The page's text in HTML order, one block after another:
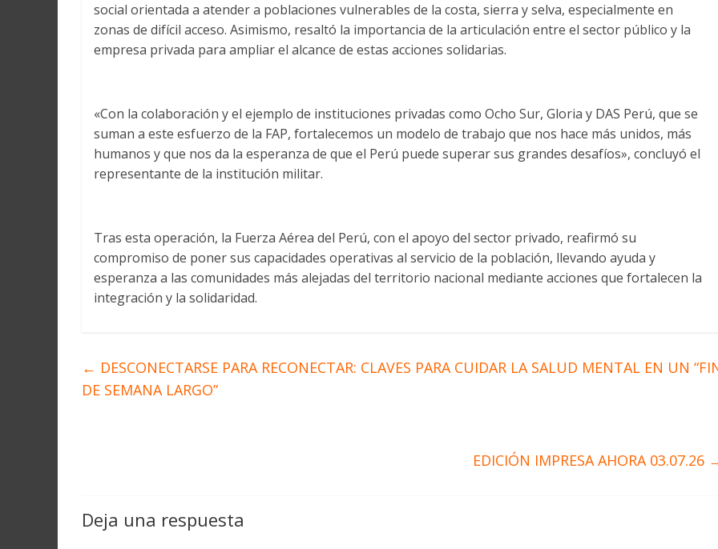
social orientada a atender a poblaciones vulnerables de la costa, sierra y selva, especialmente en
zonas de difícil acceso. Asimismo, resaltó la importancia de la articulación entre el sector público y la
empresa privada para ampliar el alcance de estas acciones solidarias.
«Con la colaboración y el ejemplo de instituciones privadas como Ocho Sur, Gloria y DAS Perú, que se
suman a este esfuerzo de la FAP, fortalecemos un modelo de trabajo que nos hace más unidos, más
humanos y que nos da la esperanza de que el Perú puede superar sus grandes desafíos», concluyó el
representante de la institución militar.
Tras esta operación, la Fuerza Aérea del Perú, con el apoyo del sector privado, reafirmó su
compromiso de poner sus capacidades operativas al servicio de la población, llevando ayuda y
esperanza a las comunidades más alejadas del territorio nacional mediante acciones que fortalecen la
integración y la solidaridad.
← DESCONECTARSE PARA RECONECTAR: CLAVES PARA CUIDAR LA SALUD MENTAL EN UN
DE SEMANA LARGO”
EDICIÓN IMPRESA AHORA 03.07.26
Deja una respuesta